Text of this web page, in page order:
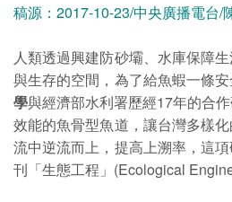
稿源：2017-10-23/中央廣播電台/
人類透過興建防砂壩、水庫保障
與生存的空間，為了給魚蝦一條
學與經濟部水利署歷經17年的合
效能的魚骨型魚道，讓台灣多樣
流中逆流而上，提高上溯率，這
刊「生態工程」(Ecological